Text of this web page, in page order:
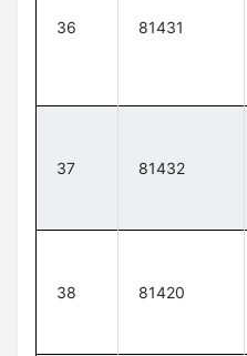
36 81431
37 81432
38 81420